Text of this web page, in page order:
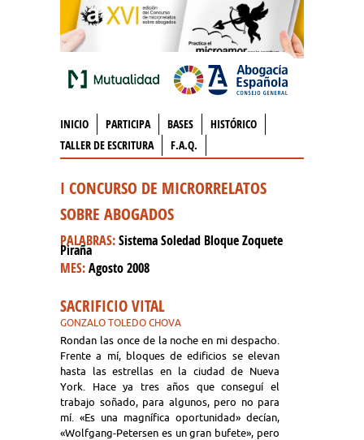
INICIO PARTICIPA BASES
HISTÓRICO
TALLER DE ESCRITURA
F.A.Q.
I CONCURSO DE MICRORRELATOS
SOBRE ABOGADOS
PALABRAS:Sistema Soledad Bloque Zoquete
Piraña
MES:Agosto 2008
SACRIFICIO VITAL
GONZALO TOLEDO CHOVA
Rondan las once de la noche en mi despacho.
Frente a mí, bloques de edificios se elevan
hasta las estrellas en la ciudad de Nueva
York. Hace ya tres años que conseguí el
trabajo soñado, para algunos, pero no para
mí. «Es una magnífica oportunidad» decían,
«Wolfgang-Petersen es un gran bufete», pero